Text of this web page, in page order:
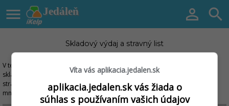
Jedáleň
  
Skladový výdaj a stravný list
V tejto krátej prezentácii Vám ukážeme ako veľmi jednoducho vytvoríte
skladovú výdajku a stravný list. Výdaj automaticky spracuje dochádzku
stravníkov, jedálnehy lístok a vydá tovar podľa zvoleného receptu. Ušetríte
mnoho času stráveného únavným ručným počítaním.
Víta vás aplikacia.jedalen.sk
aplikacia.jedalen.sk vás žiada o
súhlas s používaním vašich údajov